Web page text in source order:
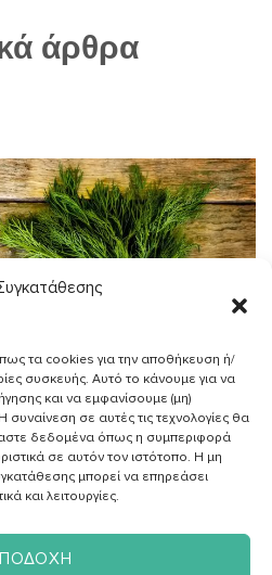
τα cookies για την αποθήκευση ή/
συσκευής. Αυτό το κάνουμε για να
και να εμφανίσουμε (μη)
συναίνεση σε αυτές τις τεχνολογίες θα
δεδομένα όπως η συμπεριφορά
σε αυτόν τον ιστότοπο. Η μη
μπορεί να επηρεάσει
και λειτουργίες.
άρθρα